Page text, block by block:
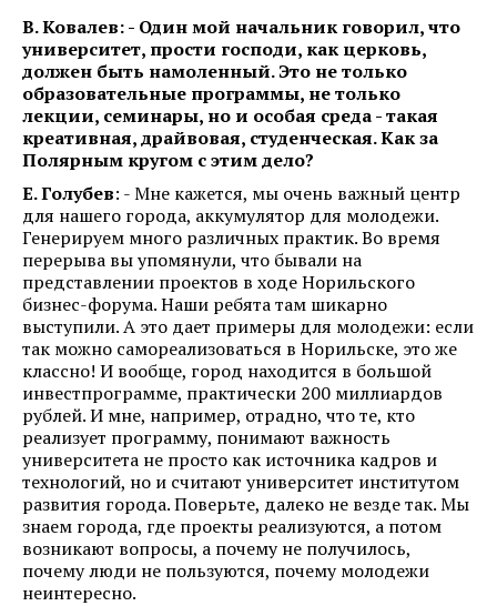
В. Ковалев: - Один мой начальник говорил, что
университет, прости господи, как церковь,
должен быть намоленный. Это не только
образовательные программы, не только
лекции, семинары, но и особая среда - такая
креативная, драйвовая, студенческая. Как за
Полярным кругом с этим дело?
Е. Голубев: - Мне кажется, мы очень важный центр
для нашего города, аккумулятор для молодежи.
Генерируем много различных практик. Во время
перерыва вы упомянули, что бывали на
представлении проектов в ходе Норильского
бизнес-форума. Наши ребята там шикарно
выступили. А это дает примеры для молодежи: если
так можно самореализоваться в Норильске, это же
классно! И вообще, город находится в большой
инвестпрограмме, практически 200 миллиардов
рублей. И мне, например, отрадно, что те, кто
реализует программу, понимают важность
университета не просто как источника кадров и
технологий, но и считают университет институтом
развития города. Поверьте, далеко не везде так. Мы
знаем города, где проекты реализуются, а потом
возникают вопросы, а почему не получилось,
почему люди не пользуются, почему молодежи
неинтересно.